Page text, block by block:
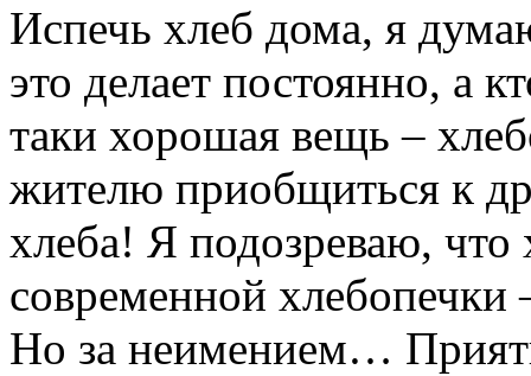
Испечь хлеб дома, я
это делает постоянно, а
таки хорошая вещь –
жителю приобщиться к
хлеба! Я подозреваю, что
современной
Но за неимением…